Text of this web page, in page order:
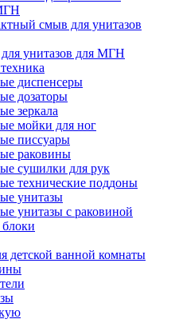
смыв для унитазов
унитазов для МГН
диспенсеры
дозаторы
зеркала
мойки для ног
писсуары
раковины
сушилки для рук
технические поддоны
унитазы
унитазы с раковиной
детской ванной комнаты